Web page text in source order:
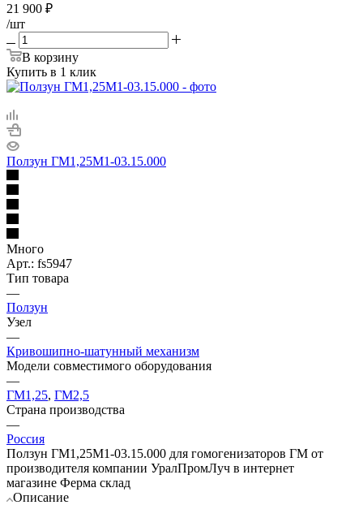
21 900 ₽
/шт
В корзину
Купить в 1 клик
Ползун ГМ1,25М1-03.15.000
Много
Арт.: fs5947
Тип товара
—
Ползун
Узел
—
Кривошипно-шатунный механизм
Модели совместимого оборудования
—
ГМ1,25, ГМ2,5
Страна производства
—
Россия
Ползун ГМ1,25М1-03.15.000 для гомогенизаторов ГМ от
производителя компании УралПромЛуч в интернет
магазине Ферма склад
Описание